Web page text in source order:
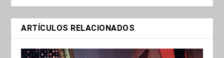
ARTÍCULOS RELACIONADOS